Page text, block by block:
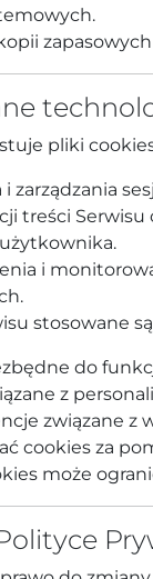
pliki
zarządzania
treści
i
stosowane
do
z
związane z
cookies za
może